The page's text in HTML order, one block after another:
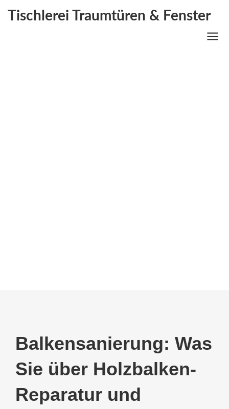
Tischlerei Traumtüren & Fenster
Balkensanierung: Was
Sie über Holzbalken-
Reparatur und